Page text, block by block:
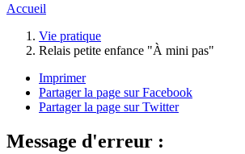
Accueil
Vie pratique
Relais petite enfance "À mini pas"
Imprimer
Partager la page sur Facebook
Partager la page sur Twitter
Message d'erreur :